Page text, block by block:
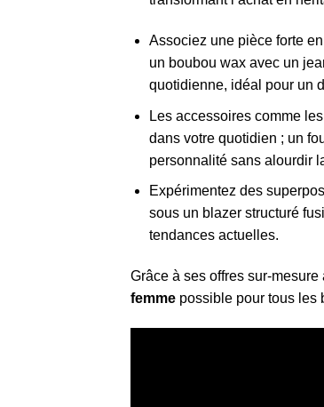
Associez une pièce forte
un boubou wax avec un
quotidienne, idéal pour un
Les accessoires comme
dans votre quotidien ; un
personnalité sans alourdir
Expérimentez des
sous un blazer structuré
tendances actuelles.
Grâce à ses offres sur-
femme possible pour tous les